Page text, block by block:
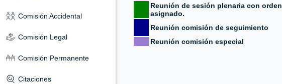
Comisión Accidental
Comisión Legal
Comisión Permanente
Citaciones
Reunión de sesión plenaria con
asignado.
Reunión comisión de seguimiento
Reunión comisión especial